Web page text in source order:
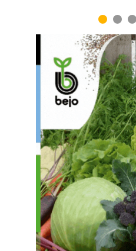
1 2 3